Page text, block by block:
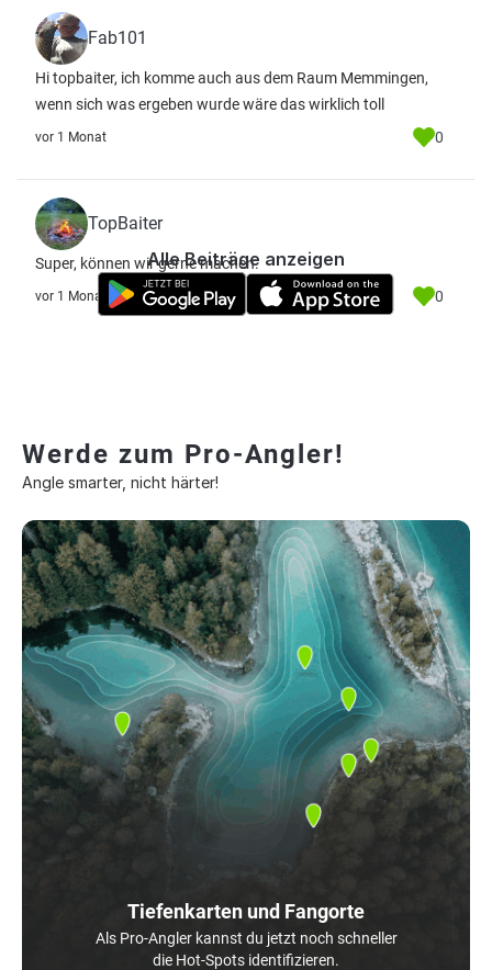
Fab101
Hi topbaiter, ich komme auch aus dem Raum Memmingen,
wenn sich was ergeben wurde wäre das wirklich toll
vor 1 Monat 0
TopBaiter
Super, können wir gerne machen.
vor 1 Monat 0
Alle Beiträge anzeigen
Werde zum Pro-Angler!
Angle smarter, nicht härter!
Tiefenkarten und Fangorte
Als Pro-Angler kannst du jetzt noch schneller
die Hot-Spots identifizieren.